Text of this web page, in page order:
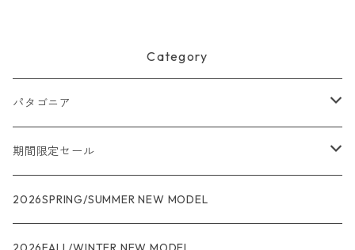
Category
パタゴニア
メンズ
R1
R1エア
ウィメンズ
R1
ジャケット・アウター
期間限定セール
★★★
レインウェアー
2026SPRING/SUMMER NEW MODEL